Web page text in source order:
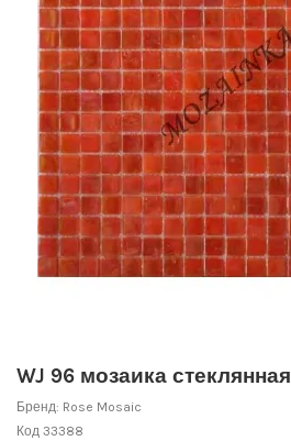
WJ 96 мозаика стеклянная
Бренд: Rose Mosaic
Код 33388